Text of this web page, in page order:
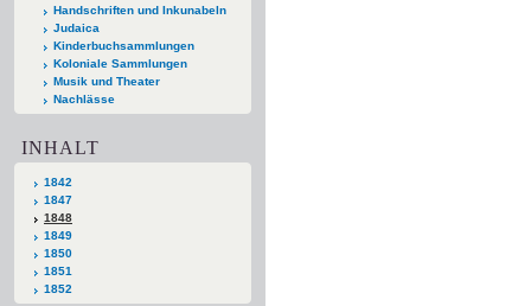
Handschriften und Inkunabeln
Judaica
Kinderbuchsammlungen
Koloniale Sammlungen
Musik und Theater
Nachlässe
INHALT
1842
1847
1848
1849
1850
1851
1852